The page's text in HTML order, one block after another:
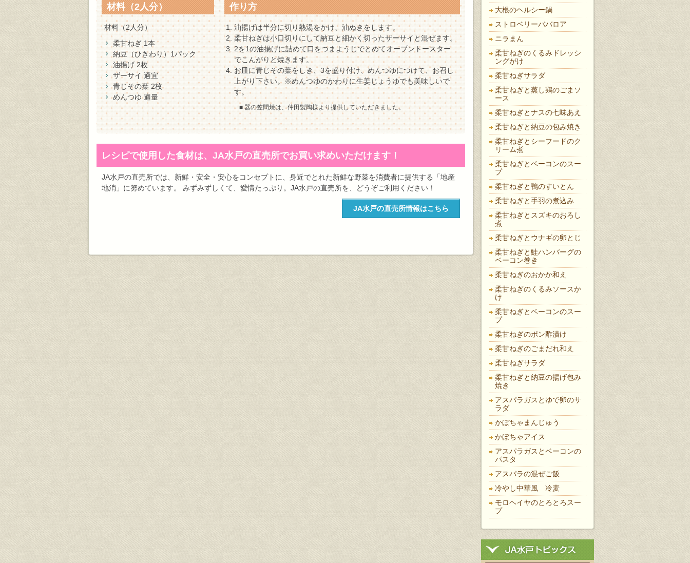
材料（2人分）
材料（2人分）
柔甘ねぎ 1本
納豆（ひきわり）1パック
油揚げ 2枚
ザーサイ 適宜
青じその葉 2枚
めんつゆ 適量
作り方
油揚げは半分に切り熱湯をかけ、油ぬきをします。
柔甘ねぎは小口切りにして納豆と細かく切ったザーサイと混ぜます。
2を1の油揚げに詰めて口をつまようじでとめてオーブントースター
でこんがりと焼きます。
お皿に青じその葉をしき、3を盛り付け、めんつゆにつけて、お召し
上がり下さい。※めんつゆのかわりに生姜じょうゆでも美味しいで
す。
■ 器の笠間焼は、仲田製陶様より提供していただきました。
レシピで使用した食材は、JA水戸の直売所でお買い求めいただけます！
JA水戸の直売所では、新鮮・安全・安心をコンセプトに、身近でとれた新鮮な野菜を消費者に提供する「地産
地消」に努めています。 みずみずしくて、愛情たっぷり。JA水戸の直売所を、どうぞご利用ください！
JA水戸の直売所情報はこちら
大根のヘルシー鍋
ストロベリーババロア
ニラまん
柔甘ねぎのくるみドレッシ
ングがけ
柔甘ねぎサラダ
柔甘ねぎと蒸し鶏のごまソ
ース
柔甘ねぎとナスの七味あえ
柔甘ねぎと納豆の包み焼き
柔甘ねぎとシーフードのク
リーム煮
柔甘ねぎとベーコンのスー
プ
柔甘ねぎと鴨のすいとん
柔甘ねぎと手羽の煮込み
柔甘ねぎとスズキのおろし
煮
柔甘ねぎとウナギの卵とじ
柔甘ねぎと鮭ハンバーグの
ベーコン巻き
柔甘ねぎのおかか和え
柔甘ねぎのくるみソースか
け
柔甘ねぎとベーコンのスー
プ
柔甘ねぎのポン酢漬け
柔甘ねぎのごまだれ和え
柔甘ねぎサラダ
柔甘ねぎと納豆の揚げ包み
焼き
アスパラガスとゆで卵のサ
ラダ
かぼちゃまんじゅう
かぼちゃアイス
アスパラガスとベーコンの
パスタ
アスパラの混ぜご飯
冷やし中華風 冷麦
モロヘイヤのとろとろスー
プ